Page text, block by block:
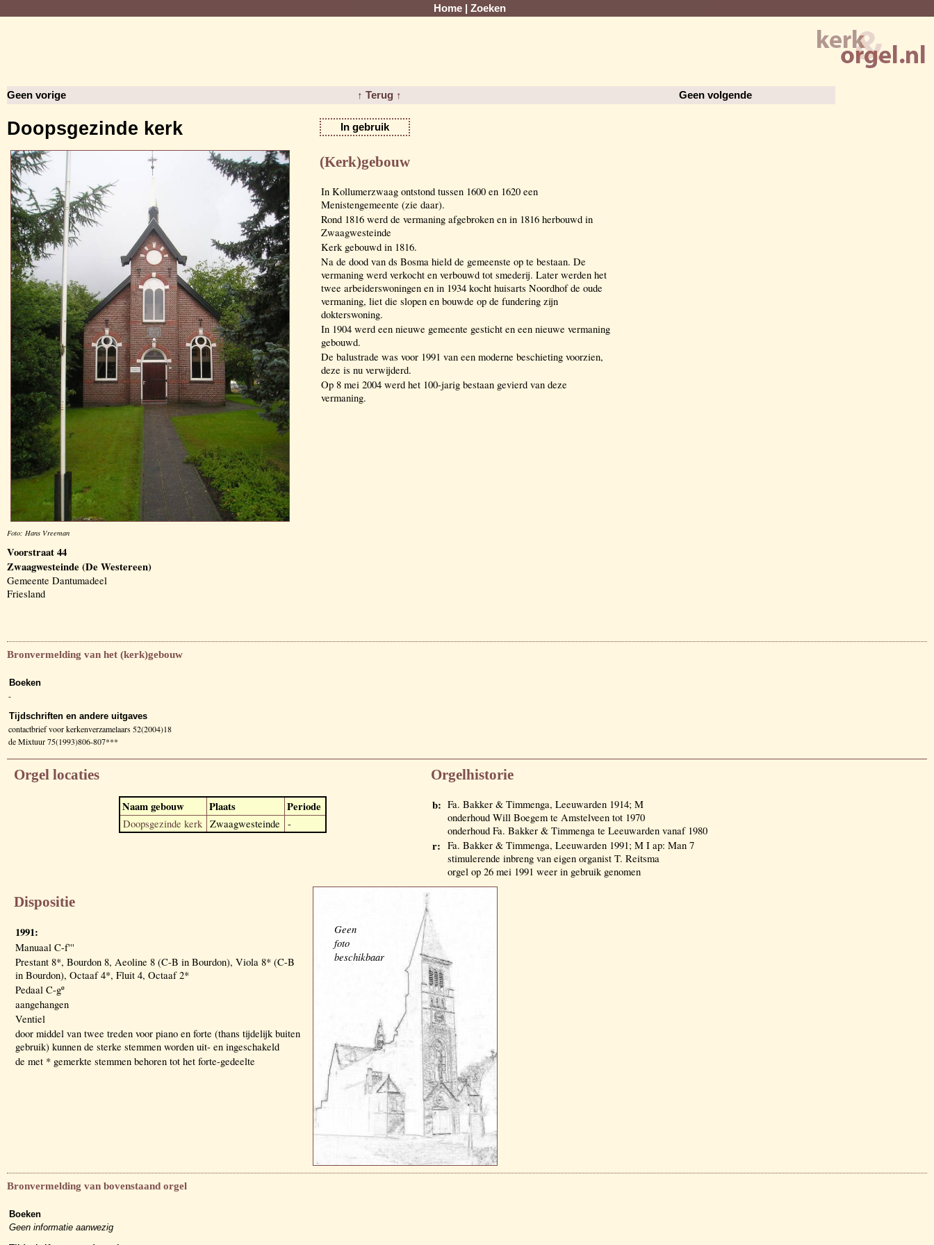
Home Zoeken
Geen vorige ↑ Terug ↑ Geen volgende
Doopsgezinde kerk In gebruik
Foto: Hans Vreeman
Voorstraat 44
Zwaagwesteinde (De Westereen)
Gemeente Dantumadeel
Friesland
(Kerk)gebouw
In Kollumerzwaag ontstond tussen 1600 en 1620 een
Menistengemeente (zie daar).
Rond 1816 werd de vermaning afgebroken en in 1816 herbouwd in
Zwaagwesteinde
Kerk gebouwd in 1816.
Na de dood van ds Bosma hield de gemeenste op te bestaan. De
vermaning werd verkocht en verbouwd tot smederij. Later werden het
twee arbeiderswoningen en in 1934 kocht huisarts Noordhof de oude
vermaning, liet die slopen en bouwde op de fundering zijn
dokterswoning.
In 1904 werd een nieuwe gemeente gesticht en een nieuwe vermaning
gebouwd.
De balustrade was voor 1991 van een moderne beschieting voorzien,
deze is nu verwijderd.
Op 8 mei 2004 werd het 100-jarig bestaan gevierd van deze
vermaning.
Bronvermelding van het (kerk)gebouw
Boeken
-
Tijdschriften en andere uitgaves
contactbrief voor kerkenverzamelaars 52(2004)18
de Mixtuur 75(1993)806-807***
Orgel locaties
Naam gebouw Plaats Periode
Doopsgezinde kerk Zwaagwesteinde -
Orgelhistorie
b: Fa. Bakker & Timmenga, Leeuwarden 1914; M
onderhoud Will Boegem te Amstelveen tot 1970
onderhoud Fa. Bakker & Timmenga te Leeuwarden vanaf 1980
r: Fa. Bakker & Timmenga, Leeuwarden 1991; M I ap: Man 7
stimulerende inbreng van eigen organist T. Reitsma
orgel op 26 mei 1991 weer in gebruik genomen
Dispositie
1991:
Manuaal C-f'''
Prestant 8*, Bourdon 8, Aeoline 8 (C-B in Bourdon), Viola 8* (C-B
in Bourdon), Octaaf 4*, Fluit 4, Octaaf 2*
Pedaal C-gº
aangehangen
Ventiel
door middel van twee treden voor piano en forte (thans tijdelijk buiten
gebruik) kunnen de sterke stemmen worden uit- en ingeschakeld
de met * gemerkte stemmen behoren tot het forte-gedeelte
Geen
foto
beschikbaar
Bronvermelding van bovenstaand orgel
Boeken
Geen informatie aanwezig